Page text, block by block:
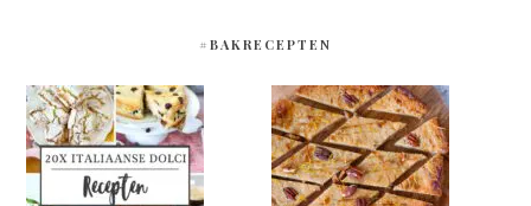
#BAKRECEPTEN